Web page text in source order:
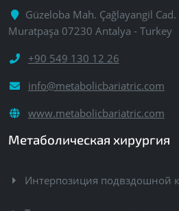
Güzeloba Mah. Çağlayangil
Muratpaşa 07230 Antalya - Turkey
+90 549 130 12 26
info@metabolicbariatric.com
www.metabolicbariatric.com
Метаболическая хирургия
Интерпозиция подвздошной